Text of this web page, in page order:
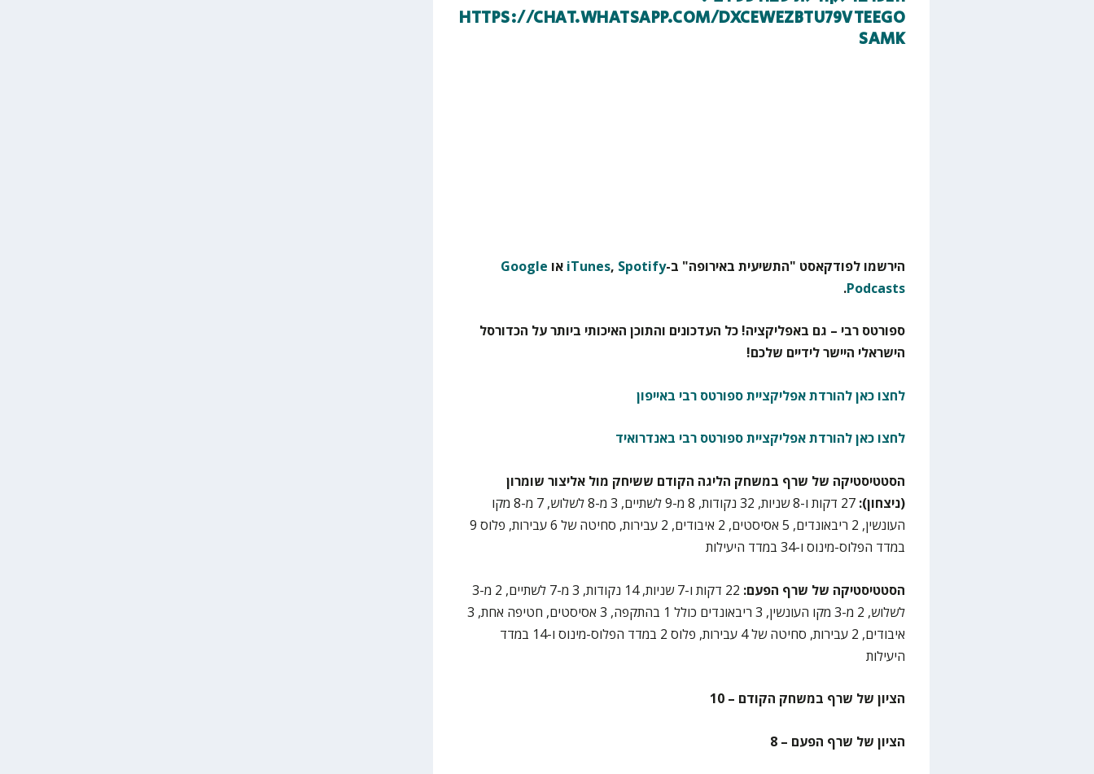
HTTPS://CHAT.WHATSAPP.COM/DXCEWEZBTU79VTEEGO
SAMK
הירשמו לפודקאסט "התשיעית באירופה" ב- iTunes, Spotify או Google
Podcasts
.
ספורטס רבי – גם באפליקציה! כל העדכונים והתוכן האיכותי ביותר על הכדורסל
הישראלי היישר לידיים שלכם!
לחצו כאן להורדת אפליקציית ספורטס רבי באייפון
לחצו כאן להורדת אפליקציית ספורטס רבי באנדרואיד
הסטטיסטיקה של שרף במשחק הליגה הקודם ששיחק מול אליצור שומרון
(ניצחון):
27 דקות ו-8 שניות, 32 נקודות, 8 מ-9 לשתיים, 3 מ-8 לשלוש, 7 מ-8 מקו
העונשין, 2 ריבאונדים, 5 אסיסטים, 2 איבודים, 2 עבירות, סחיטה של 6 עבירות, פלוס 9
במדד הפלוס-מינוס ו-34 במדד היעילות
הסטטיסטיקה של שרף הפעם:
22 דקות ו-7 שניות, 14 נקודות, 3 מ-7 לשתיים, 2 מ-3
לשלוש, 2 מ-3 מקו העונשין, 3 ריבאונדים כולל 1 בהתקפה, 3 אסיסטים, חטיפה אחת, 3
איבודים, 2 עבירות, סחיטה של 4 עבירות, פלוס 2 במדד הפלוס-מינוס ו-14 במדד
היעילות
הציון של שרף במשחק הקודם – 10
הציון של שרף הפעם – 8